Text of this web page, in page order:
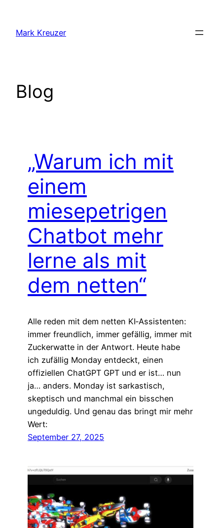
springen
Mark Kreuzer
Blog
„Warum ich mit
einem
miesepetrigen
Chatbot mehr
lerne als mit
dem netten“
Alle reden mit dem netten KI‑Assistenten:
immer freundlich, immer gefällig, immer mit
Zuckerwatte in der Antwort. Heute habe
ich zufällig Monday entdeckt, einen
offiziellen ChatGPT GPT und er ist… nun
ja… anders. Monday ist sarkastisch,
skeptisch und manchmal ein bisschen
ungeduldig. Und genau das bringt mir mehr
Wert:
September 27, 2025